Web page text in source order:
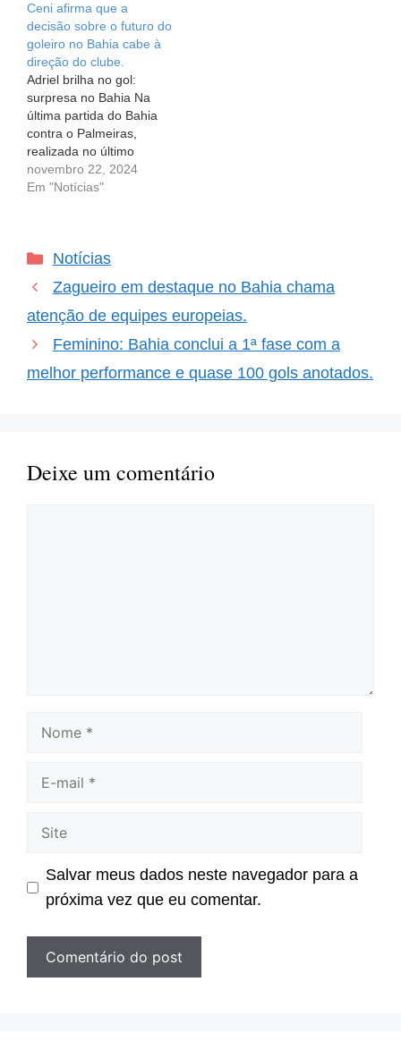
Esporte Clube Bahia.
Depois de conquistar a
titularidade e mostrar seu
talento em campo, Adriel
parece…
Ceni afirma que a
decisão sobre o futuro do
goleiro no Bahia cabe à
direção do clube.
Adriel brilha no gol:
surpresa no Bahia Na
última partida do Bahia
contra o Palmeiras,
realizada no último
sábado, quem se
destacou foi Adriel. O
técnico Rogério Ceni de
Marcos Felipe, não…
novembro 22, 2024
Em "Notícias"
Categorias
Notícias
Zagueiro em destaque no Bahia chama
atenção de equipes europeias.
Feminino: Bahia conclui a 1ª fase com a
melhor performance e quase 100 gols anotados.
Deixe um comentário
Nome
Site
Salvar meus dados neste navegador para a
próxima vez que eu comentar.